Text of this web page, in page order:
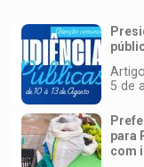
Artigo
5 de
para
com